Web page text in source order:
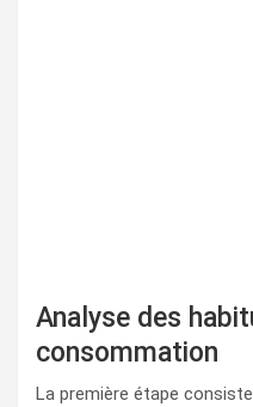
Analyse des
consommation
La première étape